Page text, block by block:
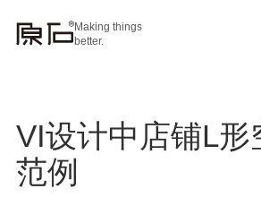
Making things
better.
VI设计中店铺L形
范例